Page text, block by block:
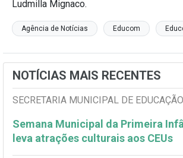
Ludmilla Mignaco.
Agência de Notícias Educom
NOTÍCIAS MAIS RECENTES
SECRETARIA MUNICIPAL DE EDUCAÇÃO
Semana Municipal da Primeira
leva atrações culturais aos CEUs